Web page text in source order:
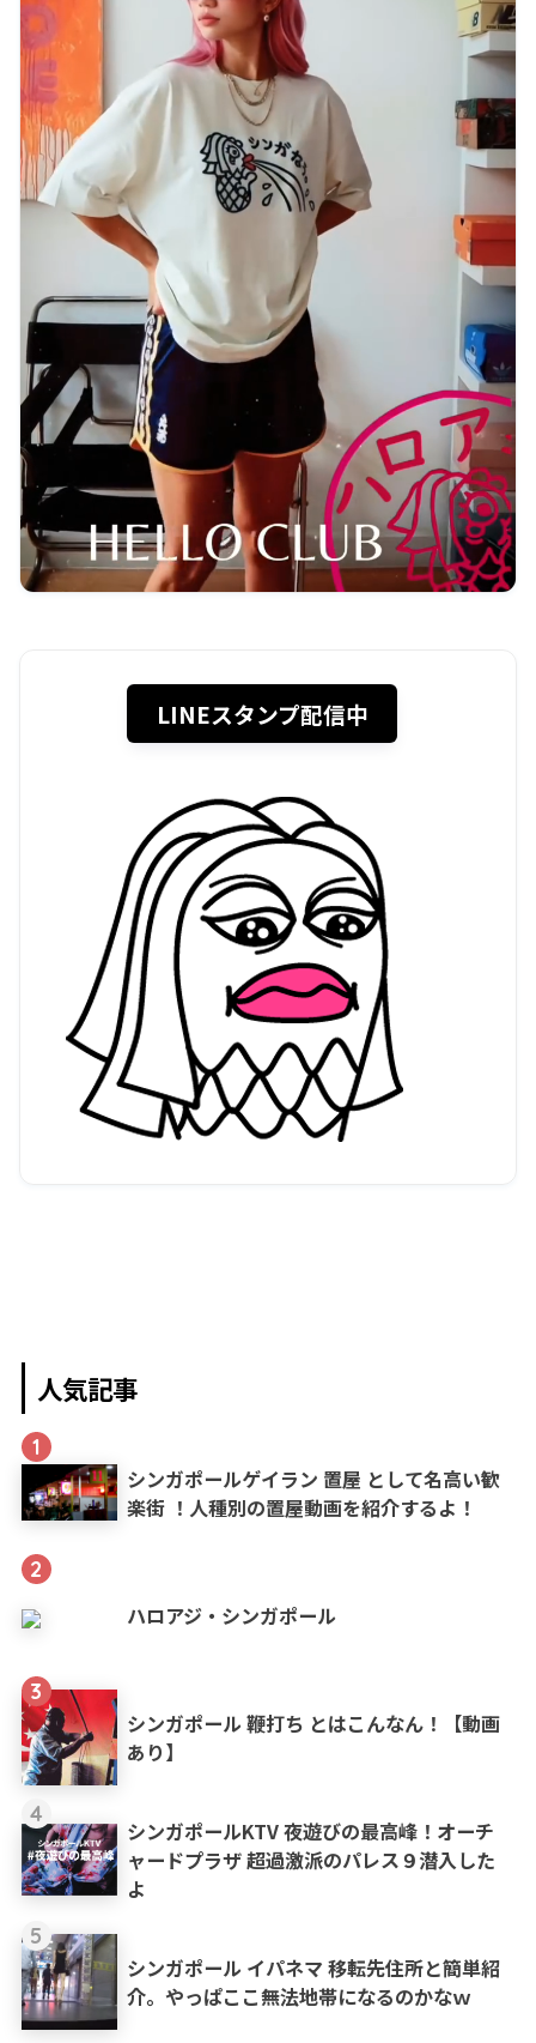
LINEスタンプ配信中
人気記事
1
シンガポールゲイラン 置屋 として名高い歓
楽街 ！人種別の置屋動画を紹介するよ！
2
ハロアジ・シンガポール
3
シンガポール 鞭打ち とはこんなん！【動画
あり】
4
シンガポールKTV 夜遊びの最高峰！オーチ
ャードプラザ 超過激派のパレス９潜入した
よ
5
シンガポール イパネマ 移転先住所と簡単紹
介。やっぱここ無法地帯になるのかなｗ